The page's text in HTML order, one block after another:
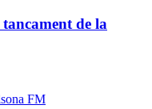
de la